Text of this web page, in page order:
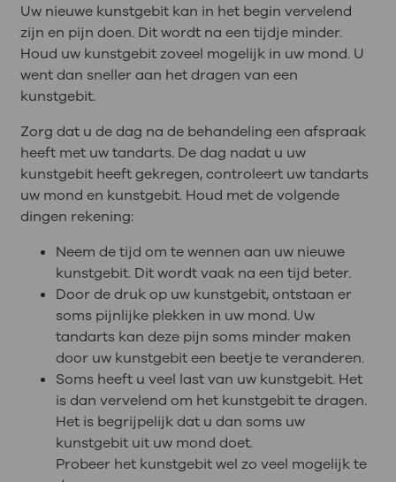
Uw nieuwe kunstgebit kan in het begin vervelend
zijn en pijn doen. Dit wordt na een tijdje minder.
Houd uw kunstgebit zoveel mogelijk in uw mond. U
went dan sneller aan het dragen van een
kunstgebit.
Zorg dat u de dag na de behandeling een afspraak
heeft met uw tandarts. De dag nadat u uw
kunstgebit heeft gekregen, controleert uw tandarts
uw mond en kunstgebit. Houd met de volgende
dingen rekening:
Neem de tijd om te wennen aan uw nieuwe
kunstgebit. Dit wordt vaak na een tijd beter.
Door de druk op uw kunstgebit, ontstaan er
soms pijnlijke plekken in uw mond. Uw
tandarts kan deze pijn soms minder maken
door uw kunstgebit een beetje te veranderen.
Soms heeft u veel last van uw kunstgebit. Het
is dan vervelend om het kunstgebit te dragen.
Het is begrijpelijk dat u dan soms uw
kunstgebit uit uw mond doet.
Probeer het kunstgebit wel zo veel mogelijk te